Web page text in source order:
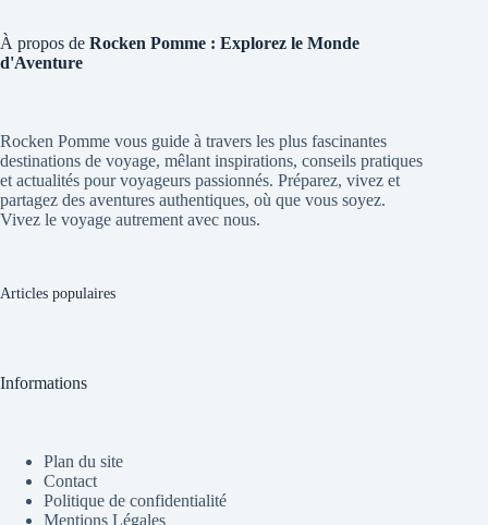
À propos de Rocken Pomme : Explorez le Monde
d'Aventure
Rocken Pomme vous guide à travers les plus fascinantes
destinations de voyage, mêlant inspirations, conseils pratiques
et actualités pour voyageurs passionnés. Préparez, vivez et
partagez des aventures authentiques, où que vous soyez.
Vivez le voyage autrement avec nous.
Articles populaires
Informations
Plan du site
Contact
Politique de confidentialité
Mentions Légales